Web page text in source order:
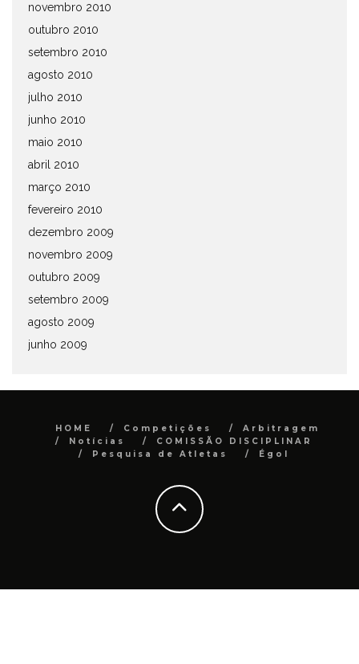
novembro 2010
outubro 2010
setembro 2010
agosto 2010
julho 2010
junho 2010
maio 2010
abril 2010
março 2010
fevereiro 2010
dezembro 2009
novembro 2009
outubro 2009
setembro 2009
agosto 2009
junho 2009
HOME Competições
Arbitragem
Notícias
COMISSÃO DISCIPLINAR
Pesquisa de Atletas
Égol